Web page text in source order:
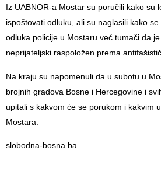
Iz UABNOR-a Mostar su poručili kako su
ispoštovati odluku, ali su naglasili kako
odluka policije u Mostaru već tumači da
neprijateljski raspoložen prema
Na kraju su napomenuli da u subotu u
brojnih gradova Bosne i Hercegovine i
upitali s kakvom će se porukom i kakvim
Mostara.
slobodna-bosna.ba